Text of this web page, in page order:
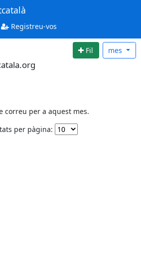
Registreu-vos
Fil mes
correu per a aquest mes.
per pàgina: